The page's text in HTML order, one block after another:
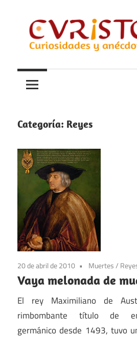
contenido
Curistoria
y
anécdotas
historia
Categoría: Reyes
20 de abril de 2010 Muertes/
Vaya melonada de
El rey Maximiliano de
rimbombante título de
germánico desde 1493, tuvo